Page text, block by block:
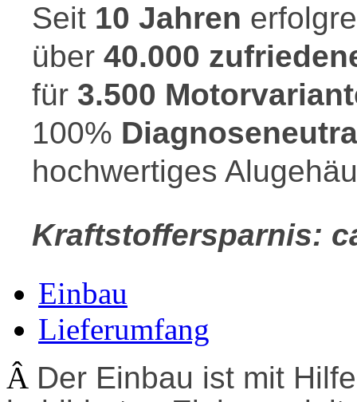
Seit 10 Jahren
über 40.000
für 3.500
100%
hochwertiges
Kraftstoffersparnis:
Einbau
Lieferumfang
Â Der Einbau ist mit